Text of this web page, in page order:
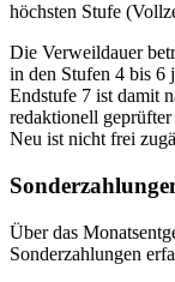
höchsten Stufe
Die Verweildauer
in den Stufen 4 bis
Endstufe 7 ist damit
redaktionell
Neu ist nicht frei
Über das
Sonderzahlungen